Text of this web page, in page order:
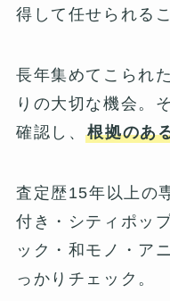
得して任せられる
長年集めてこられ
りの大切な機会。
確認し、根拠のあ
査定歴15年以上の
付き・シティポッ
ック・和モノ・ア
っかりチェック。